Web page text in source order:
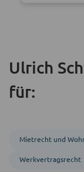
Ulrich
für:
Mietrecht und
Werk­vertrags­recht